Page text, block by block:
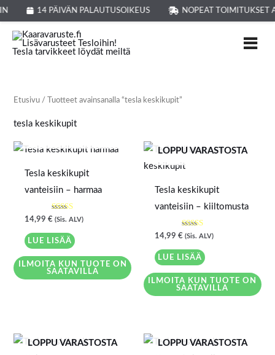
14 PÄIVÄN PALAUTUSOIKEUS NOPEAT TOIMITUKSET
Siirry
sisältöön
Etusivu / Tuotteet avainsanalla “tesla keskikupit”
tesla keskikupit
Tesla keskikupit
vanteisiin – harmaa
Arvostelu
tuotteesta:
5.00
/ 5
14,99 € (Sis. ALV)
LUE LISÄÄ
ILMOITA KUN TUOTE ON
SAATAVILLA
LOPPU VARASTOSTA
Tesla keskikupit
vanteisiin – kiiltomusta
Arvostelu
tuotteesta:
5.00
/ 5
14,99 € (Sis. ALV)
LUE LISÄÄ
ILMOITA KUN TUOTE ON
SAATAVILLA
LOPPU VARASTOSTA LOPPU VARASTOSTA